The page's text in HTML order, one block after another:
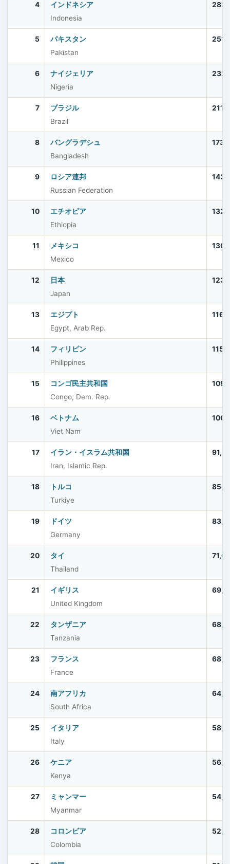
4
インドネシア
Indonesia
5
パキスタン
Pakistan
6
ナイジェリア
Nigeria
7
ブラジル
Brazil
8
バングラデシュ
Bangladesh
9
ロシア連邦
Russian Federation
10
エチオピア
Ethiopia
11
メキシコ
Mexico
12
日本
Japan
13
エジプト
Egypt, Arab Rep.
14
フィリピン
Philippines
15
コンゴ民主共和国
Congo, Dem. Rep.
16
ベトナム
Viet Nam
17
イラン・イスラム共和国
Iran, Islamic Rep.
18
トルコ
Turkiye
19
ドイツ
Germany
20
タイ
Thailand
21
イギリス
United Kingdom
22
タンザニア
Tanzania
23
フランス
France
24
南アフリカ
South Africa
25
イタリア
Italy
26
ケニア
Kenya
27
ミャンマー
Myanmar
28
コロンビア
Colombia